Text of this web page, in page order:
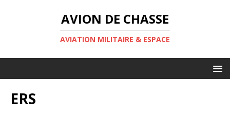
AVION DE CHASSE
AVIATION MILITAIRE & ESPACE
ERS